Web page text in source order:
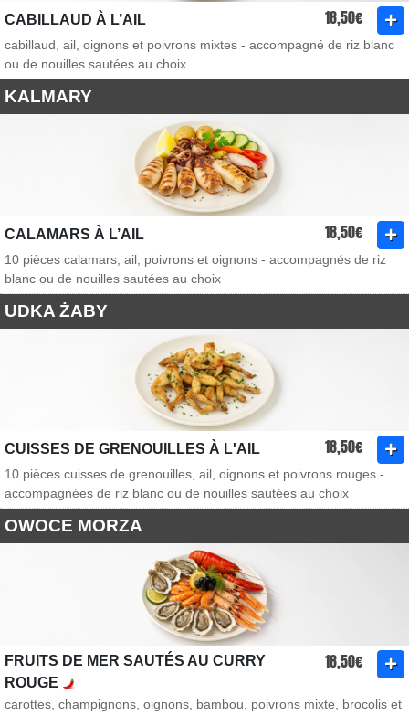
CABILLAUD À L’AIL 18,50€
cabillaud, ail, oignons et poivrons mixtes - accompagné de riz blanc
ou de nouilles sautées au choix
KALMARY
CALAMARS À L’AIL 18,50€
10 pièces calamars, ail, poivrons et oignons - accompagnés de riz
blanc ou de nouilles sautées au choix
UDKA ŻABY
CUISSES DE GRENOUILLES À L'AIL 18,50€
10 pièces cuisses de grenouilles, ail, oignons et poivrons rouges -
accompagnées de riz blanc ou de nouilles sautées au choix
OWOCE MORZA
FRUITS DE MER SAUTÉS AU CURRY
ROUGE
18,50€
carottes, champignons, oignons, bambou, poivrons mixte, brocolis et